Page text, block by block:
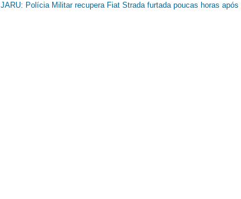
JARU: Polícia Militar recupera Fiat Strada furtada poucas horas após